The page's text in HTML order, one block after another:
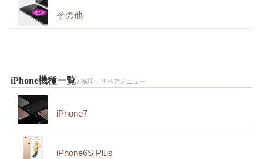
その他
iPhone機種一覧 / 修理・リペアメニュー
iPhone7
iPhone6S Plus